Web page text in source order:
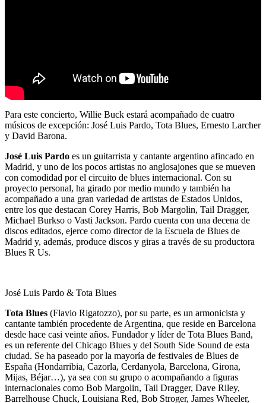
Para este concierto, Willie Buck estará acompañado de cuatro
músicos de excepción: José Luis Pardo, Tota Blues, Ernesto Larcher
y David Barona.
José Luis Pardo es un guitarrista y cantante argentino afincado en
Madrid, y uno de los pocos artistas no anglosajones que se mueven
con comodidad por el circuito de blues internacional. Con su
proyecto personal, ha girado por medio mundo y también ha
acompañado a una gran variedad de artistas de Estados Unidos,
entre los que destacan Corey Harris, Bob Margolin, Tail Dragger,
Michael Burkso o Vasti Jackson. Pardo cuenta con una decena de
discos editados, ejerce como director de la Escuela de Blues de
Madrid y, además, produce discos y giras a través de su productora
Blues R Us.
José Luis Pardo & Tota Blues
Tota Blues (Flavio Rigatozzo), por su parte, es un armonicista y
cantante también procedente de Argentina, que reside en Barcelona
desde hace casi veinte años. Fundador y líder de Tota Blues Band,
es un referente del Chicago Blues y del South Side Sound de esta
ciudad. Se ha paseado por la mayoría de festivales de Blues de
España (Hondarribia, Cazorla, Cerdanyola, Barcelona, Girona,
Mijas, Béjar…), ya sea con su grupo o acompañando a figuras
internacionales como Bob Margolin, Tail Dragger, Dave Riley,
Barrelhouse Chuck, Louisiana Red, Bob Stroger, James Wheeler,